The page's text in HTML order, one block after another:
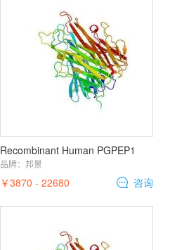
Recombinant Human PGPEP1
品牌： 邦景
￥3870 - 22680 咨询